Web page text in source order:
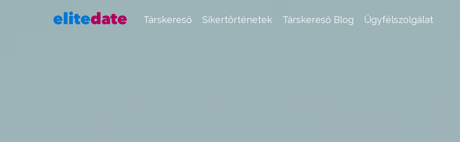
Társkereső Sikertörténetek Társkereső Blog Ügyfélszolgálat